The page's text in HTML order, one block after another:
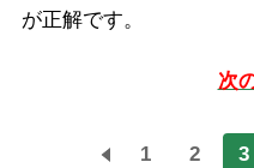
が正解です。
次
1 2 3